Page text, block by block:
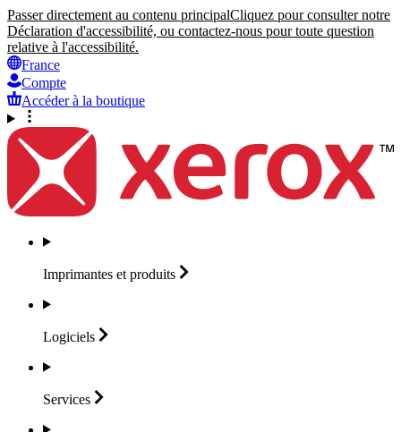
Passer directement au contenu principalCliquez pour consulter notre
Déclaration d'accessibilité, ou contactez-nous pour toute question
relative à l'accessibilité.
France
Compte
Accéder à la boutique
Imprimantes et produits
Logiciels
Services